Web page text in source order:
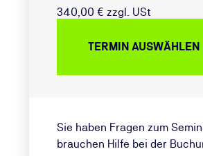
340,00 € zzgl. USt
TERMIN AUSWÄHLEN
Sie haben Fragen zum
brauchen Hilfe bei der